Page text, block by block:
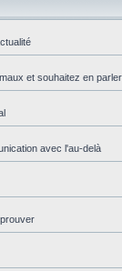
et souhaitez en
avec l'au-delà